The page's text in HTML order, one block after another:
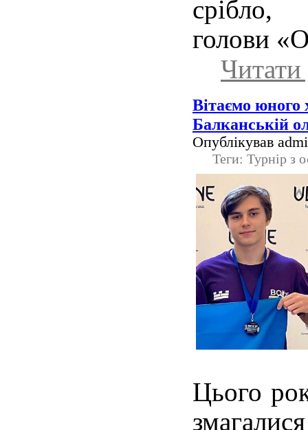
срібло,
голови
Вітаємо юного
Балканській
Опублікував
Теги: Турнір з
Цього